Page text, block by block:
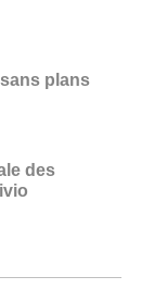
plans
des